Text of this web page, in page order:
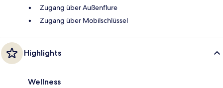
Zugang über Außenflure
Zugang über Mobilschlüssel
Highlights
Wellness